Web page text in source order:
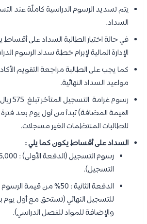
يتم تسديد الرسوم الدراسية كاملًة عند
السداد.
في حالة اختيار الطالبة السداد على
الإدارة المالية لإبرام خطة سداد الرسوم
كما يجب على الطالبة مراجعة التقويم
مواعيد السداد النهائية.
القيمة المضافة) تبدأ من أول يوم بعد
للطالبات المنتظمات الغير مسجلات.
السداد على أقساط يكون كما يلي :
التسجيل).
الدفعة الثانية : 50% من
للتسجيل النهائي (تستحق مع أول يوم
والإضافة للمواد للفصل الدراسي).